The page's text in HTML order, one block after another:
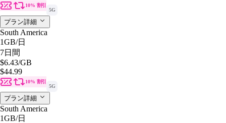
10% 割引
5G
プラン詳細
South America
1GB/日
7日間
$6.43/GB
$44.99
10% 割引
5G
プラン詳細
South America
1GB/日